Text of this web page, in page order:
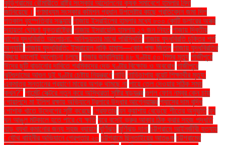
কুড়িগ্রামের রৌমারীতে রাষ্ট্র সংস্কার আন্দোলনের কৃষক সমাবেশে হামলার নিন্দা
জানিয়েছে। গণমাধ্যম সংস্কার কমিশন প্রধান উপদেষ্টার কাছে প্রতিবেদন জমা দিল
গতকাল বৃহস্পতিবার সন্ধ্যায় গাজায় ইসরাইলের হামলার মধ্যে ৮০০ কোটি ডলারের অস্ত্র
সহায়তা ঘোষণা যুক্তরাষ্ট্রের গাজায় ইসরায়েলি হামলায় ১৭ জন নিহত গাজায় দ্বিতীয়
ধাপের যুদ্ধবিরতি আলোচনা: অনিশ্চয়তার মাঝে পরিস্থিতি গাজায় যুদ্ধবিরতি চুক্তির শর্ত
অনুযায়ী গাজায় যুদ্ধবিরতি: ইসরায়েল নাকি হামাস—কোন পক্ষ জিতল গাজায় যুদ্ধবিরতির
বিষয়ে ভালোই আলোচনা চলছে গাজার জাবালিয়ায় ৪৮ ঘণ্টায় ৫০ শিশুর মৃত্যু গাজীপুরে
ঈদের ছুটি বাড়ানোর দাবিতে শ্রমিকদের দেড় ঘণ্টার বিক্ষোভ ও অবরোধ গাজীপুরে
ঝুটগুদামের আগুন দুই ঘণ্টার চেষ্টায় নিয়ন্ত্রণে গাড়ি গাড়িচাপায় বুয়েট শিক্ষার্থীর মৃত্যু:
একমাত্র সন্তানের প্রয়াণে মায়ের অশ্রু থামছে না গায়ে তেল দেওয়ার সঠিক সময়
কখন?" গার্মেন্ট সেক্টরে নতুন করে অস্থিরতা সৃষ্টির ষড়যন্ত্র গুগল ফোন নম্বর কেন চায়
গোয়ালন্দে মা ইলিশ রক্ষায় অভিযানে ট্রলারে উদ্ধার আগ্নেয়াস্ত্র গ্যাসের দাম বৃদ্ধি
পোশাক খাতে উদ্বেগের সৃষ্টি করেছে গ্রেফতার ঘন কুয়াশায় বেড়েছে শীতের অনুভূতি ঘন
ঘন আঙুল মটকালে হতে পারে যে ক্ষতি ঘরে বসেই ভ্রুর আকার ঠিক করার সহজ পদ্ধতি
ঘাড় ব্যথা কমানোর জন্য সহজ ব্যায়াম ঘূর্ণিঝড় ঘূর্ণিঝড় দানা চট্টগ্রামে আইনজীবী হত্যায়
: যৌথ বাহিনীর অভিযানে গ্রেপ্তার ২০ চট্টগ্রামে ছিনতাইয়ের আতঙ্ক চট্টগ্রামের